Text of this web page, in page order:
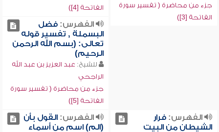
جزء من محاضرة ( تفسير سورة
الفاتحة [3])
الفاتحة [4])
الفهرس:فضل
البسملة , تفسير قوله
تعالى: (بسم الله الرحمن
الرحيم)
للشيخ: عبد العزيز بن عبد الله
الراجحي
جزء من محاضرة ( تفسير سورة
الفاتحة [5])
الفهرس:فرار
الشيطان من البيت
الفهرس:القول بأن
(الم) اسم من أسماء